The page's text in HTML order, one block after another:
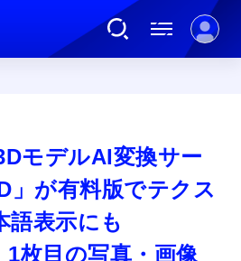
AI
ジェット
モデルAI変換サー
」が有料版でテクス
語表示にも
1枚目の写真・画像